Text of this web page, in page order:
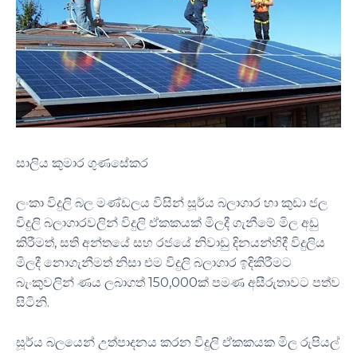
සාලිය කුමාර ගුණසේකර
ලංකා විදුලි බල මණ්ඩලය විසින් සූර්ය බලාගාර හා කුඩා ජල
විදුලි බලාගාරවලින් විදුලි ඒකකයක් මිලදී ගැනීමේ මිල අඩු
කිරීමත්, සති අන්තයේ සහ රජයේ නිවාඩු දිනයන්හිදී විදුලිය
මිලදී නොගැනීමත් නිසා එම විදුලි බලාගාර ඉදිකිරීමට
බැංකුවලින් ණය ලබාගත් 150,000ක් පමණ අසීරුතාවට පත්ව
සිටිනි.
සූර්ය බලයෙන් උත්පාදනය කරන විදුලි ඒකකයක මිල රුපියල්